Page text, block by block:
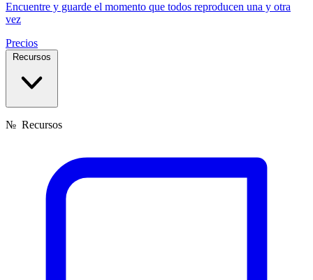
Encuentre y guarde el momento que todos reproducen una y otra
vez
Precios
Recursos
№ Recursos